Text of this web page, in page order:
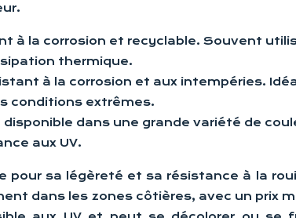
à la corrosion et recyclable. Souvent
thermique.
à la corrosion et aux intempéries.
conditions extrêmes.
dans une grande variété de
aux UV.
pour sa légèreté et sa résistance à la
dans les zones côtières, avec un prix